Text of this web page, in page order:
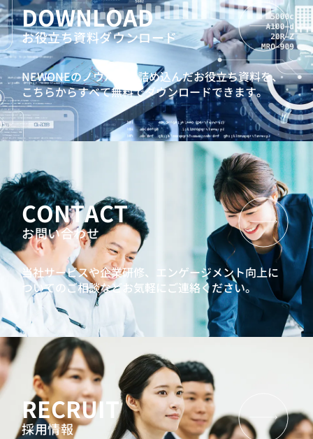
DOWNLOAD
お役立ち資料ダウンロード
NEWONEのノウハウを詰め込んだお役立ち資料を、
こちらからすべて無料でダウンロードできます。
CONTACT
お問い合わせ
当社サービスや企業研修、エンゲージメント向上に
ついてのご相談などお気軽にご連絡ください。
RECRUIT
採用情報